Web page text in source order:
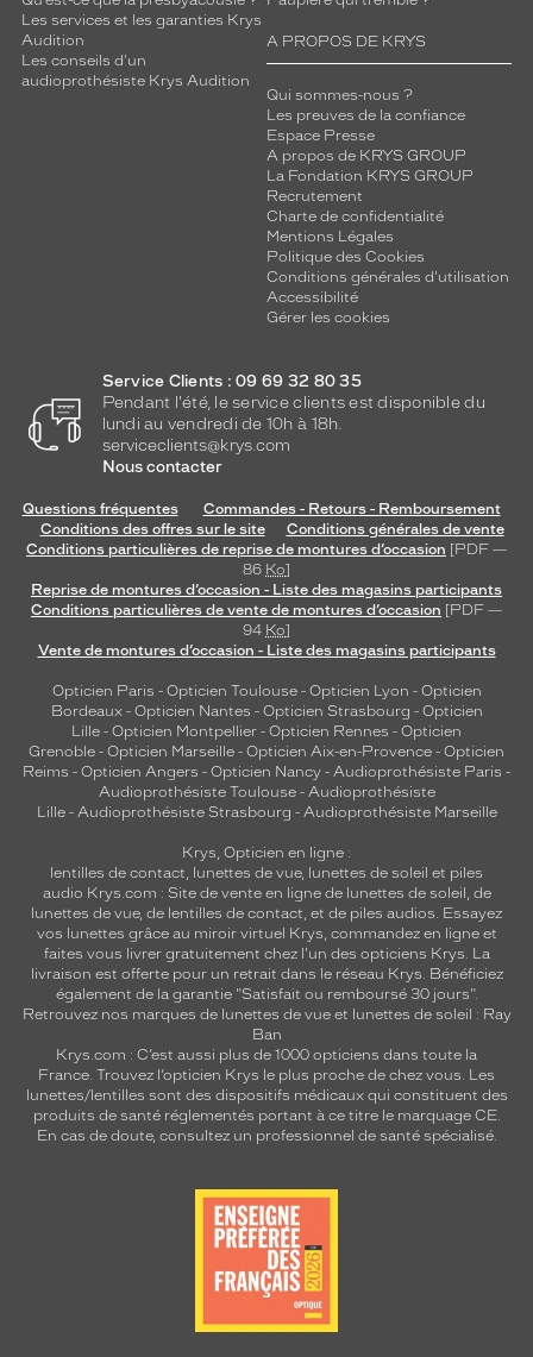
Les services et les garanties Krys
Audition
Les conseils d'un
audioprothésiste Krys Audition
A PROPOS DE KRYS
Qui sommes-nous ?
Les preuves de la confiance
Espace Presse
A propos de KRYS GROUP
La Fondation KRYS GROUP
Recrutement
Charte de confidentialité
Mentions Légales
Politique des Cookies
Conditions générales d'utilisation
Accessibilité
Gérer les cookies
Service Clients : 09 69 32 80 35
Pendant l'été, le service clients est disponible du
lundi au vendredi de 10h à 18h.
serviceclients@krys.com
Nous contacter
Questions fréquentes
Commandes - Retours - Remboursement
Conditions des offres sur le site
Conditions générales de vente
Conditions particulières de reprise de montures d’occasion [PDF —
86 Ko]
Reprise de montures d’occasion - Liste des magasins participants
Conditions particulières de vente de montures d’occasion [PDF —
94 Ko]
Vente de montures d’occasion - Liste des magasins participants
Opticien Paris - Opticien Toulouse- Opticien Lyon - Opticien
Bordeaux- Opticien Nantes - Opticien Strasbourg - Opticien
Lille - Opticien Montpellier - Opticien Rennes - Opticien
Grenoble - Opticien Marseille - Opticien Aix-en-Provence - Opticien
Reims - Opticien Angers - Opticien Nancy - Audioprothésiste Paris -
Audioprothésiste Toulouse- Audioprothésiste
Lille- Audioprothésiste Strasbourg - Audioprothésiste Marseille
Krys, Opticien en ligne :
lentilles de contact, lunettes de vue, lunettes de soleil et piles
audio Krys.com : Site de vente en ligne de lunettes de soleil, de
lunettes de vue, de lentilles de contact, et de piles audios. Essayez
vos lunettes grâce au miroir virtuel Krys, commandez en ligne et
faites vous livrer gratuitement chez l'un des opticiens Krys. La
livraison est offerte pour un retrait dans le réseau Krys. Bénéficiez
également de la garantie "Satisfait ou remboursé 30 jours".
Retrouvez nos marques de lunettes de vue et lunettes de soleil : Ray
Ban
Krys.com : C’est aussi plus de 1000 opticiens dans toute la
France. Trouvez l’opticien Krys le plus proche de chez vous. Les
lunettes/lentilles sont des dispositifs médicaux qui constituent des
produits de santé réglementés portant à ce titre le marquage CE.
En cas de doute, consultez un professionnel de santé spécialisé.